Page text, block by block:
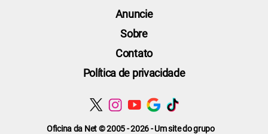
Oficina da Net © 2005 - 2026 - Um site do grupo
Anuncie
Sobre
Contato
Política de privacidade